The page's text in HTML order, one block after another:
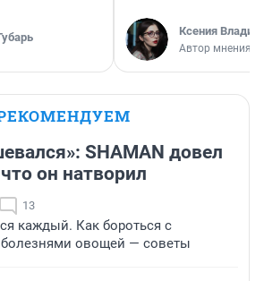
Ксения
Автор мнения
SHAMAN довел
он натворил
13
каждый. Как бороться с
овощей — советы